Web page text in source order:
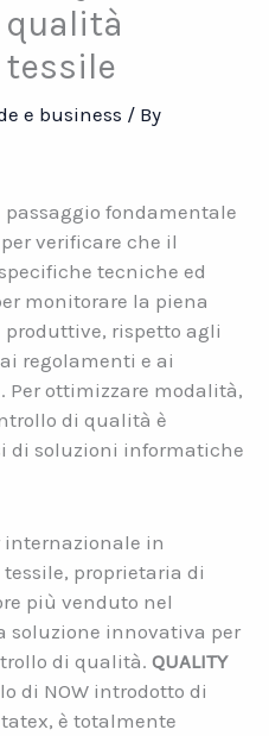
e business / By
fondamentale
verificare che il
tecniche ed
monitorare la piena
rispetto agli
regolamenti e ai
ottimizzare modalità,
di qualità è
di soluzioni informatiche
internazionale in
tessile, proprietaria di
più venduto nel
soluzione innovativa per
di qualità. QUALITY
di NOW introdotto di
è totalmente